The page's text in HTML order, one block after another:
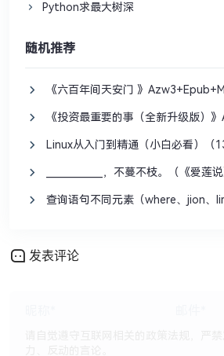
Python求最大树深
随机推荐
《六百年间天安门 》
《投资最重要的事（全新升级版）
Linux从入门到精通（小白必看）（
____________，不蔓不枝。（《爱莲
查询语句不同元素（where、jion、
发表评论